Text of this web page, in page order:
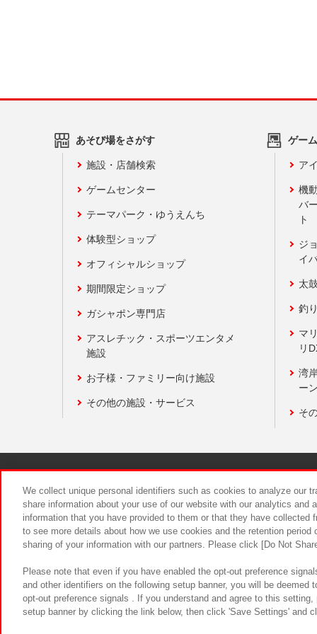
あそび場をさがす
施設・店舗検索
ゲームセンター
テーマパーク・ゆうえんち
体験型ショップ
オフィシャルショップ
期間限定ショップ
ガシャポン専門店
アスレチック・スポーツエンタメ
施設
お子様・ファミリー向け施設
その他の施設・サービス
ゲー
ア
機
バ
ト
ジ
イ
太
釣
マ
リ
湾
ー
そ
食品のご
We collect unique personal identifiers such as cookies to analyze our
share information about your use of our website with our analytics and
information that you have provided to them or that they have
to see more details about how we use cookies and the retention
sharing of your information with our partners. Please click [Do Not
Please note that even if you have enabled the opt-out preference
and other identifiers on the following setup banner, you will be
opt-out preference signals . If you understand and agree to this
setup banner by clicking the link below, then click 'Save Settings' and